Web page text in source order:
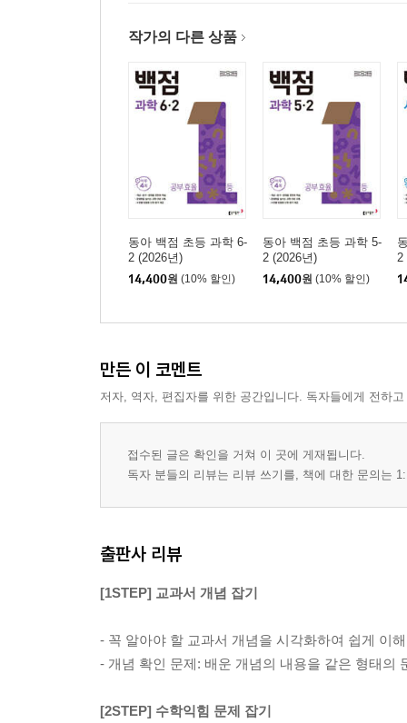
작가의 다른 상품
동아 백점 초등 과학 6-
2 (2026년)
14,400원 (10% 할인)
동아 백점 초등 과학 5-
2 (2026년)
14,400원 (10% 할인)
2
만든 이 코멘트
저자, 역자, 편집자를 위한 공간입니다. 독자들에게 전하
접수된 글은 확인을 거쳐 이 곳에 게재됩니다.
독자 분들의 리뷰는 리뷰 쓰기를, 책에 대한 문의는
출판사 리뷰
[1STEP] 교과서 개념 잡기
- 꼭 알아야 할 교과서 개념을 시각화하여 쉽게 이해
- 개념 확인 문제: 배운 개념의 내용을 같은 형태의
[2STEP] 수학익힘 문제 잡기